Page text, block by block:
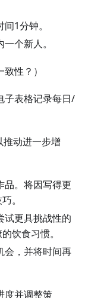
1分钟。
个新人。
性？）
子表格记录每日/
推动进一步增
品。将因写得更
。
试更具挑战性的
饮食习惯。
会，并将时间再
度并调整策